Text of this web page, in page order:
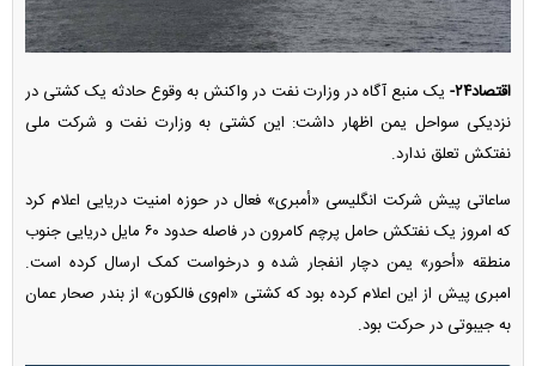
اقتصاد۲۴-
یک منبع آگاه در وزارت نفت در واکنش به وقوع حادثه یک کشتی در
نزدیکی سواحل یمن اظهار داشت: این کشتی به وزارت نفت و شرکت ملی
نفتکش تعلق ندارد.
ساعاتی پیش شرکت انگلیسی «أمبری» فعال در حوزه امنیت دریایی اعلام کرد
که امروز یک نفتکش حامل پرچم کامرون در فاصله حدود ۶۰ مایل دریایی جنوب
منطقه «أحور» یمن دچار انفجار شده و درخواست کمک ارسال کرده است.
امبری پیش از این اعلام کرده بود که کشتی «ام‌وی فالکون» از بندر صحار عمان
به جیبوتی در حرکت بود.